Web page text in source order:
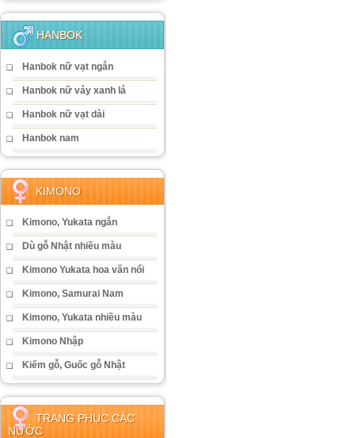
HANBOK
Hanbok nữ vạt ngắn
Hanbok nữ váy xanh lá
Hanbok nữ vạt dài
Hanbok nam
KIMONO
Kimono, Yukata ngắn
Dù gỗ Nhật nhiều màu
Kimono Yukata hoa văn nổi
Kimono, Samurai Nam
Kimono, Yukata nhiều màu
Kimono Nhập
Kiếm gỗ, Guốc gỗ Nhật
TRANG PHỤC CÁC
NƯỚC